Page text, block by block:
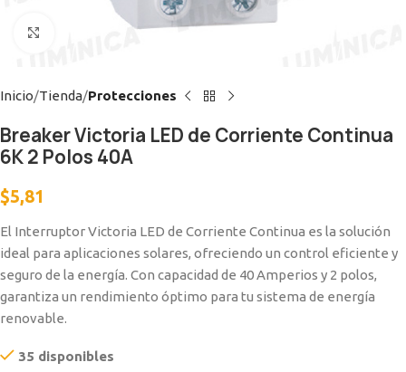
Clic para ampliar
Inicio Tienda Protecciones
Breaker Victoria LED de Corriente Continua
6K 2 Polos 40A
$5,81
El Interruptor Victoria LED de Corriente Continua es la solución
ideal para aplicaciones solares, ofreciendo un control eficiente y
seguro de la energía. Con capacidad de 40 Amperios y 2 polos,
garantiza un rendimiento óptimo para tu sistema de energía
renovable.
35 disponibles